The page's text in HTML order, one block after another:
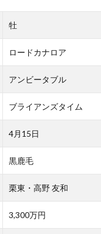
牡
ロードカナロア
アンビータブル
ブライアンズタイム
4月15日
黒鹿毛
栗東・高野 友和
3,300万円